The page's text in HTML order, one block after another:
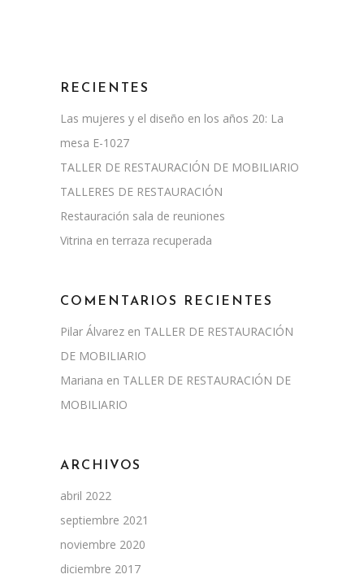
RECIENTES
Las mujeres y el diseño en los años 20: La
mesa E-1027
TALLER DE RESTAURACIÓN DE MOBILIARIO
TALLERES DE RESTAURACIÓN
Restauración sala de reuniones
Vitrina en terraza recuperada
COMENTARIOS RECIENTES
Pilar Álvarez en TALLER DE RESTAURACIÓN
DE MOBILIARIO
Mariana en TALLER DE RESTAURACIÓN DE
MOBILIARIO
ARCHIVOS
abril 2022
septiembre 2021
noviembre 2020
diciembre 2017